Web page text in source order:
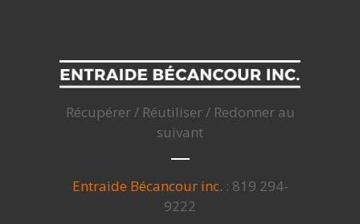
Récupérer / Réutiliser / Redonner au
suivant
Entraide Bécancour inc. : 819 294-
9222